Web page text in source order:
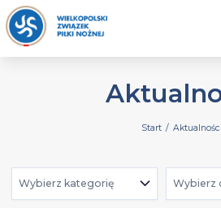
Start / Aktualności
Wybierz kategorię Wybierz